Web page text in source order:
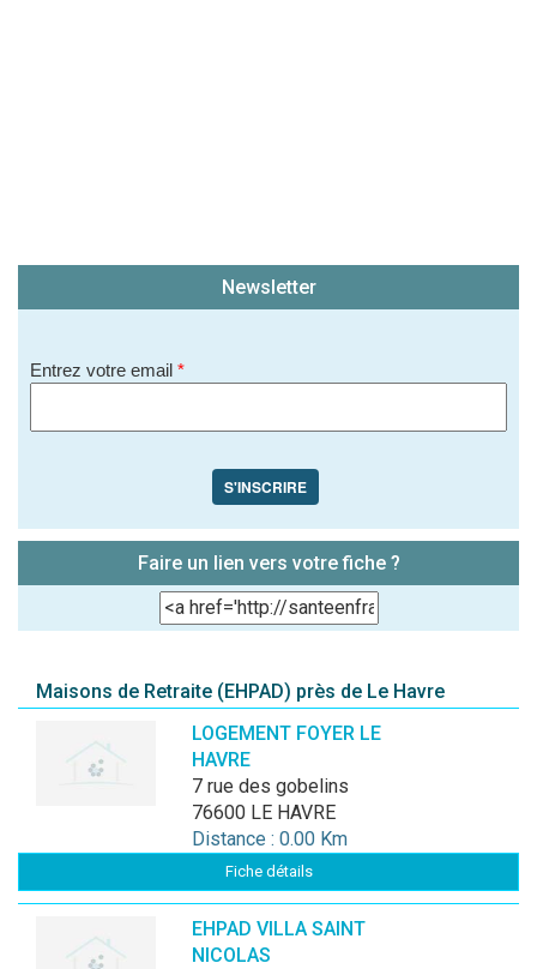
Newsletter
Entrez votre email *
S'INSCRIRE
Faire un lien vers votre fiche ?
Maisons de Retraite (EHPAD) près de Le Havre
LOGEMENT FOYER LE
HAVRE
7 rue des gobelins
76600 LE HAVRE
Distance : 0.00 Km
Fiche détails
EHPAD VILLA SAINT
NICOLAS